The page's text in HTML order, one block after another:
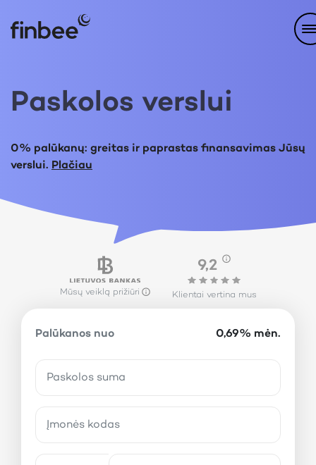
Paskolos verslui
0% palūkanų: greitas ir paprastas finansavimas Jūsų
verslui. Plačiau
0,69% mėn.
Palūkanos nuo
Mūsų veiklą prižiūri
9,2
Klientai vertina mus